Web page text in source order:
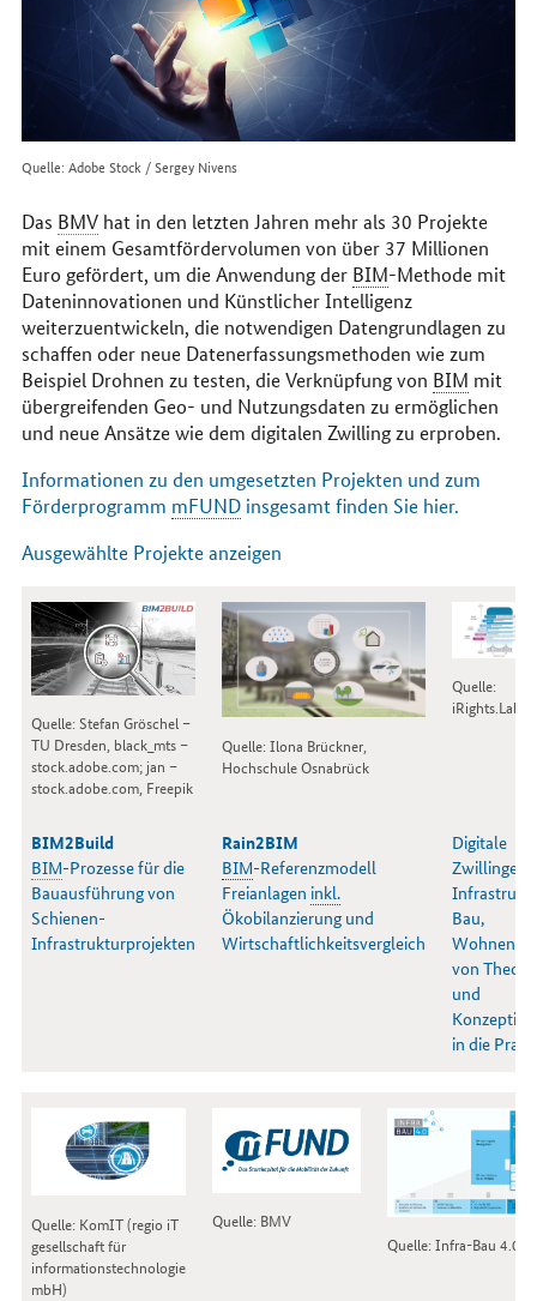
Quelle: Adobe Stock / Sergey Nivens
Das BMVhat in den letzten Jahren mehr als 30 Projekte
mit einem Gesamtfördervolumen von über 37 Millionen
Euro gefördert, um die Anwendung der BIM-Methode mit
Dateninnovationen und Künstlicher Intelligenz
weiterzuentwickeln, die notwendigen Datengrundlagen zu
schaffen oder neue Datenerfassungsmethoden wie zum
Beispiel Drohnen zu testen, die Verknüpfung von BIM mit
übergreifenden Geo- und Nutzungsdaten zu ermöglichen
und neue Ansätze wie dem digitalen Zwilling zu erproben.
Informationen zu den umgesetzten Projekten und zum
Förderprogramm mFUNDinsgesamt finden Sie hier.
Ausgewählte Projekte anzeigen
Quelle: Stefan Gröschel –
TU Dresden, black_mts –
stock.adobe.com; jan –
stock.adobe.com, Freepik
Quelle: Ilona Brückner,
Hochschule Osnabrück
Quelle:
iRights.Lab
BIM2Build
BIM-Prozesse für die
Bauausführung von
Schienen-
Infrastrukturprojekten
Rain2BIM
BIM-Referenzmodell
Freianlagen inkl.
Ökobilanzierung und
Wirtschaftlichkeitsvergleich
Digitale
Zwillinge
Bau,
Wohnen –
von Theorie
und
Konzeption
in die Praxis
Quelle: KomIT (regio iT
gesellschaft für
informationstechnologie
mbH)
Quelle: BMV
Quelle: Infra-Bau 4.0